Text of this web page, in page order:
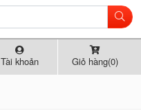
Tài khoản Giỏ hàng(0)